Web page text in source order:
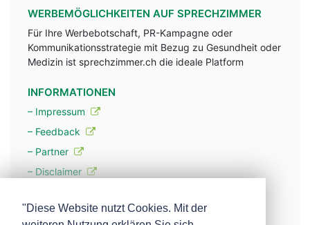
WERBEMÖGLICHKEITEN AUF SPRECHZIMMER
Für Ihre Werbebotschaft, PR-Kampagne oder
Kommunikationsstrategie mit Bezug zu Gesundheit oder
Medizin ist sprechzimmer.ch die ideale Platform
INFORMATIONEN
– Impressum
– Feedback
– Partner
– Disclaimer
"Diese Website nutzt Cookies. Mit der